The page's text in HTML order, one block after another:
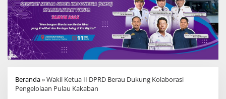
Beranda»Wakil Ketua II DPRD Berau Dukung Kolaborasi
Pengelolaan Pulau Kakaban